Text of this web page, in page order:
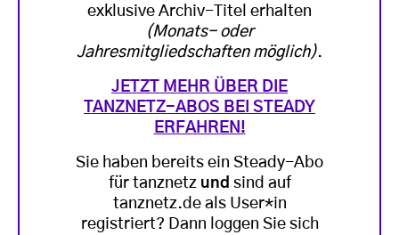
exklusive Archiv-Titel erhalten
(Monats- oder
Jahresmitgliedschaften möglich).
JETZT MEHR ÜBER DIE
TANZNETZ-ABOS BEI STEADY
ERFAHREN!
Sie haben bereits ein Steady-Abo
für tanznetz und sind auf
tanznetz.de als User*in
registriert? Dann loggen Sie sich